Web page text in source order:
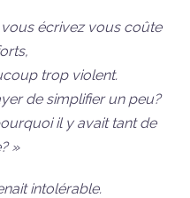
écrivez vous coûte
trop violent.
de simplifier un peu?
il y avait tant de
»
intolérable.